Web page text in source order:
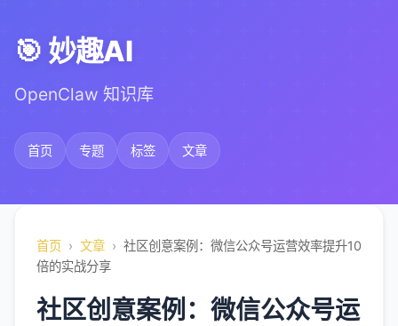
🎯 妙趣AI
OpenClaw 知识库
首页 专题 标签 文章
首页 › 文章 › 社区创意案例：微信公众号运营效率提升10
倍的实战分享
社区创意案例：微信公众号运